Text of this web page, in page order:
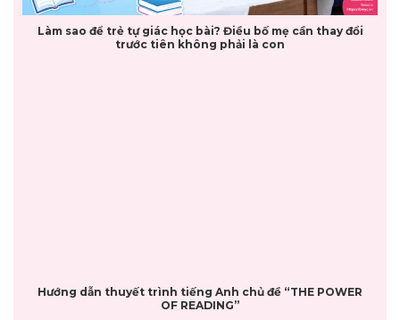
Làm sao để trẻ tự giác học bài? Điều bố mẹ cần thay đổi
trước tiên không phải là con
Hướng dẫn thuyết trình tiếng Anh chủ đề “THE POWER
OF READING”